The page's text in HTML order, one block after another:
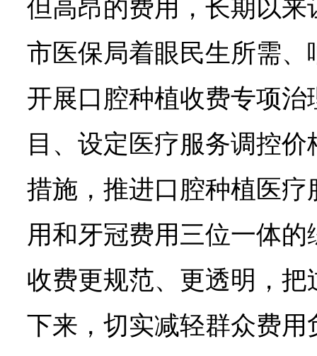
但高昂的费用，长期以
市医保局着眼民生所需
开展口腔种植收费专项
目、设定医疗服务调控
措施，推进口腔种植医
用和牙冠费用三位一体
收费更规范、更透明，
下来，切实减轻群众费用